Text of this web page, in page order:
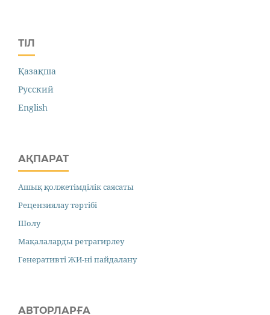
ТІЛ
Қазақша
Русский
English
АҚПАРАТ
Ашық қолжетімділік саясаты
Рецензиялау тәртібі
Шолу
Мақалаларды ретрагирлеу
Генеративті ЖИ-ні пайдалану
АВТОРЛАРҒА